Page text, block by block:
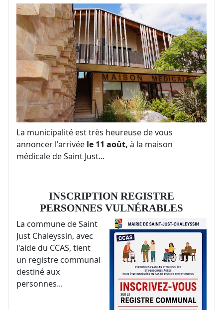
La municipalité est très heureuse de vous
annoncer l'arrivée le 11 août, à la maison
médicale de Saint Just...
INSCRIPTION REGISTRE
PERSONNES VULNÉRABLES
La commune de Saint
Just Chaleyssin, avec
l'aide du CCAS, tient
un registre communal
destiné aux
personnes...